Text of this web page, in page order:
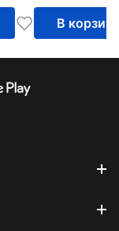
В корзину